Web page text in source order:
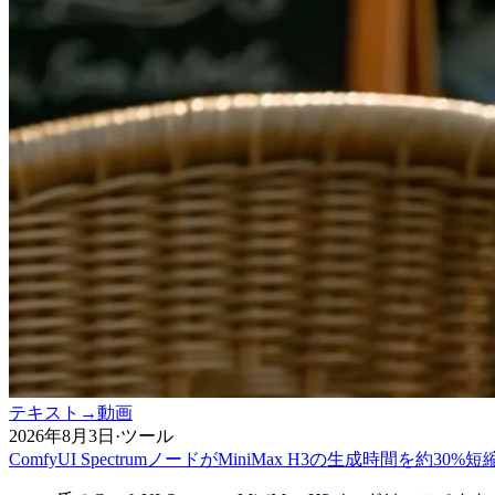
テキスト→動画
2026年8月3日 ·ツール
ComfyUI SpectrumノードがMiniMax H3の生成時間を約30%短